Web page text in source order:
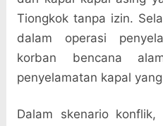
Tiongkok tanpa izin.
dalam operasi
korban bencana
penyelamatan kapal
Dalam skenario